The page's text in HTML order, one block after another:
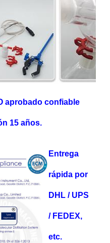
aprobado confiable
15 años.
Entrega
rápida por
DHL / UPS
/ FEDEX,
etc.